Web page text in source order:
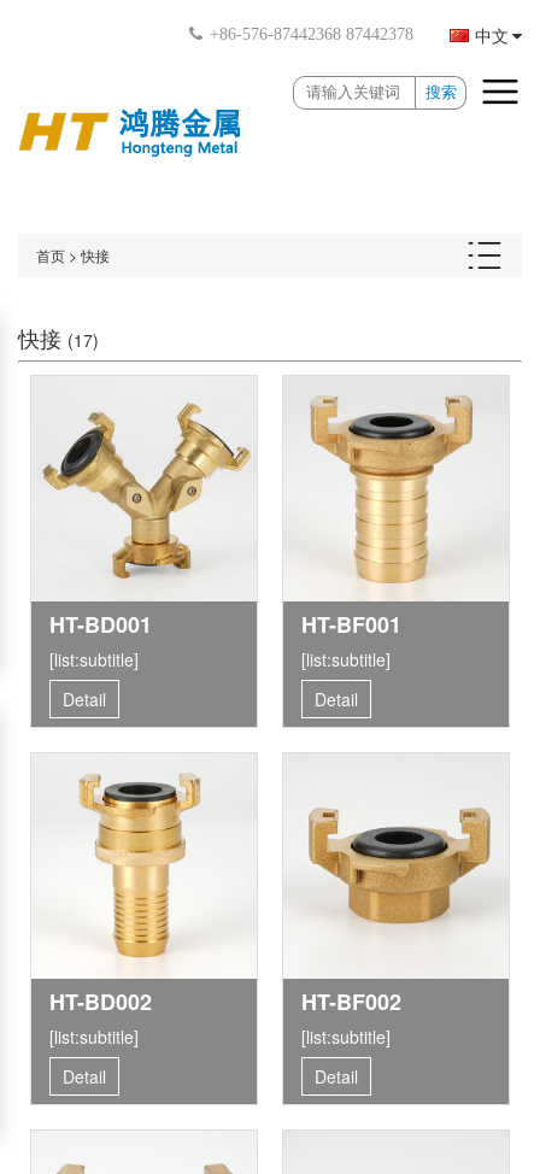
中文
+86-576-87442368 87442378
搜索
首页 >快接
快接 (17)
HT-BD001
[list:subtitle]
Detail
HT-BF001
[list:subtitle]
Detail
HT-BD002
[list:subtitle]
Detail
HT-BF002
[list:subtitle]
Detail